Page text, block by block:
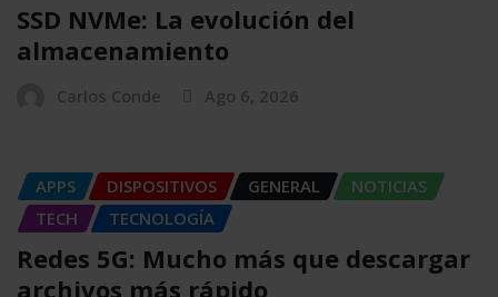
SSD NVMe: La evolución del
almacenamiento
Carlos Conde Ago 6, 2026
APPS DISPOSITIVOS GENERAL
NOTICIAS
TECH
TECNOLOGÍA
Redes 5G: Mucho más que descargar
archivos más rápido